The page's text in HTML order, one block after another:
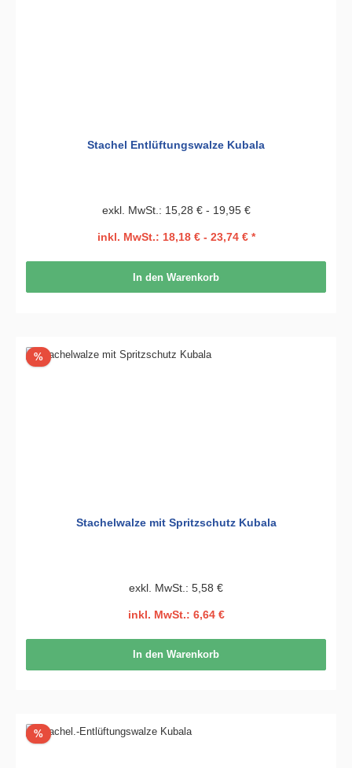
Stachel Entlüftungswalze Kubala
exkl. MwSt.: 15,28 € - 19,95 €
inkl. MwSt.: 18,18 € - 23,74 € *
In den Warenkorb
%Rabatt
Stachelwalze mit Spritzschutz Kubala
exkl. MwSt.: 5,58 €
inkl. MwSt.: 6,64 €
In den Warenkorb
%Rabatt